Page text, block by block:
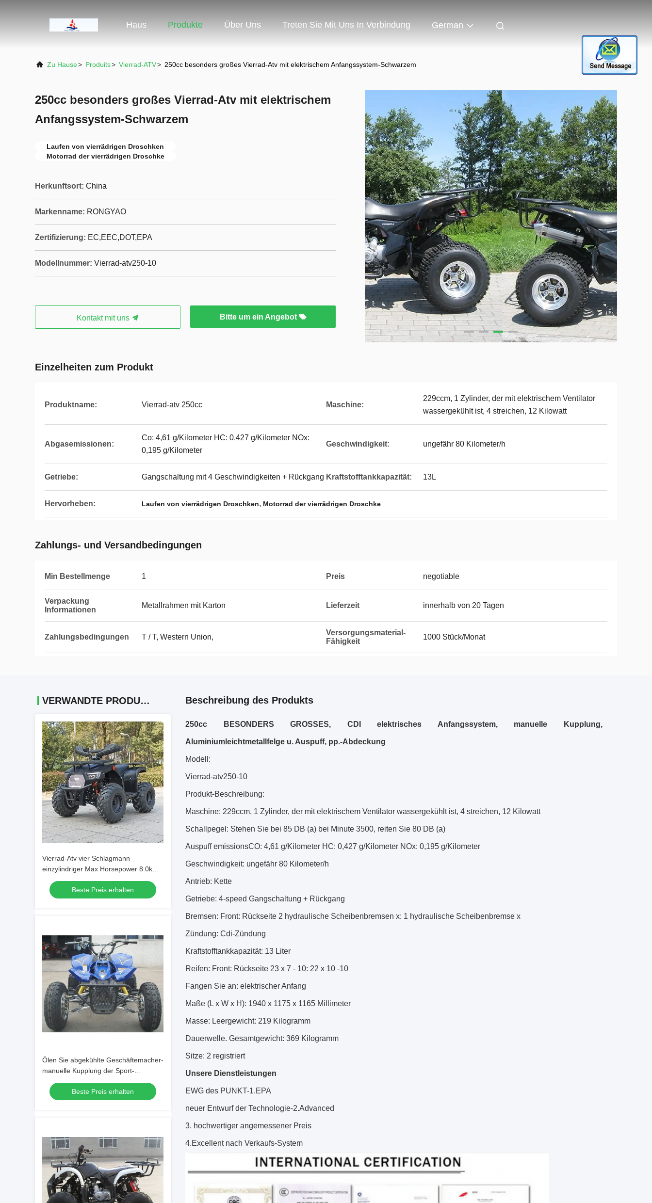
Haus Produkte Über Uns Treten Sie Mit Uns In Verbindung German
Zu Hause> Produits> Vierrad-ATV> 250cc besonders großes Vierrad-Atv mit elektrischem Anfangssystem-Schwarzem
250cc besonders großes Vierrad-Atv mit elektrischem
Anfangssystem-Schwarzem
Laufen von vierrädrigen Droschken
Motorrad der vierrädrigen Droschke
Herkunftsort: China
Markenname: RONGYAO
Zertifizierung: EC,EEC,DOT,EPA
Modellnummer: Vierrad-atv250-10
Kontakt mit uns Bitte um ein Angebot
Einzelheiten zum Produkt
Produktname: Vierrad-atv 250cc Maschine:
229ccm, 1 Zylinder, der mit elektrischem Ventilator
wassergekühlt ist, 4 streichen, 12 Kilowatt
Abgasemissionen:
Co: 4,61 g/Kilometer HC: 0,427 g/Kilometer NOx:
0,195 g/Kilometer
Geschwindigkeit: ungefähr 80 Kilometer/h
Getriebe: Gangschaltung mit 4 Geschwindigkeiten + Rückgang Kraftstofftankkapazität: 13L
Hervorheben: Laufen von vierrädrigen Droschken, Motorrad der vierrädrigen Droschke
Zahlungs- und Versandbedingungen
Min Bestellmenge 1 Preis negotiable
Verpackung
Informationen
Metallrahmen mit Karton Lieferzeit innerhalb von 20 Tagen
Zahlungsbedingungen T / T, Western Union,
Versorgungsmaterial-
Fähigkeit
1000 Stück/Monat
VERWANDTE PRODUKTE
Vierrad-Atv vier Schlagmann
einzylindriger Max Horsepower 8.0kw
9500r/Min 125cc
Beste Preis erhalten
Ölen Sie abgekühlte Geschäftemacher-
manuelle Kupplung der Sport-
vierrädrigen Droschken 125cc 4
7.9hp/7000rpmBeste Preis erhalten
Beschreibung des Produkts
250cc BESONDERS GROSSES, CDI elektrisches Anfangssystem, manuelle Kupplung,
Aluminiumleichtmetallfelge u. Auspuff, pp.-Abdeckung
Modell:
Vierrad-atv250-10
Produkt-Beschreibung:
Maschine: 229ccm, 1 Zylinder, der mit elektrischem Ventilator wassergekühlt ist, 4 streichen, 12 Kilowatt
Schallpegel: Stehen Sie bei 85 DB (a) bei Minute 3500, reiten Sie 80 DB (a)
Auspuff emissionsCO: 4,61 g/Kilometer HC: 0,427 g/Kilometer NOx: 0,195 g/Kilometer
Geschwindigkeit: ungefähr 80 Kilometer/h
Antrieb: Kette
Getriebe: 4-speed Gangschaltung + Rückgang
Bremsen: Front: Rückseite 2 hydraulische Scheibenbremsen x: 1 hydraulische Scheibenbremse x
Zündung: Cdi-Zündung
Kraftstofftankkapazität: 13 Liter
Reifen: Front: Rückseite 23 x 7 - 10: 22 x 10 -10
Fangen Sie an: elektrischer Anfang
Maße (L x W x H): 1940 x 1175 x 1165 Millimeter
Masse: Leergewicht: 219 Kilogramm
Dauerwelle. Gesamtgewicht: 369 Kilogramm
Sitze: 2 registriert
Unsere Dienstleistungen
EWG des PUNKT-1.EPA
neuer Entwurf der Technologie-2.Advanced
3. hochwertiger angemessener Preis
4.Excellent nach Verkaufs-System